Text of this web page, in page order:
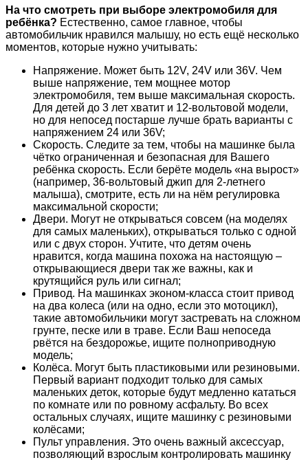
На что смотреть при выборе электромобиля для
ребёнка? Естественно, самое главное, чтобы
автомобильчик нравился малышу, но есть ещё несколько
моментов, которые нужно учитывать:
Напряжение. Может быть 12V, 24V или 36V. Чем
выше напряжение, тем мощнее мотор
электромобиля, тем выше максимальная скорость.
Для детей до 3 лет хватит и 12-вольтовой модели,
но для непосед постарше лучше брать варианты с
напряжением 24 или 36V;
Скорость. Следите за тем, чтобы на машинке была
чётко ограниченная и безопасная для Вашего
ребёнка скорость. Если берёте модель «на вырост»
(например, 36-вольтовый джип для 2-летнего
малыша), смотрите, есть ли на нём регулировка
максимальной скорости;
Двери. Могут не открываться совсем (на моделях
для самых маленьких), открываться только с одной
или с двух сторон. Учтите, что детям очень
нравится, когда машина похожа на настоящую –
открывающиеся двери так же важны, как и
крутящийся руль или сигнал;
Привод. На машинках эконом-класса стоит привод
на два колеса (или на одно, если это мотоцикл),
такие автомобильчики могут застревать на сложном
грунте, песке или в траве. Если Ваш непоседа
рвётся на бездорожье, ищите полноприводную
модель;
Колёса. Могут быть пластиковыми или резиновыми.
Первый вариант подходит только для самых
маленьких деток, которые будут медленно кататься
по комнате или по ровному асфальту. Во всех
остальных случаях, ищите машинку с резиновыми
колёсами;
Пульт управления. Это очень важный аксессуар,
позволяющий взрослым контролировать машинку